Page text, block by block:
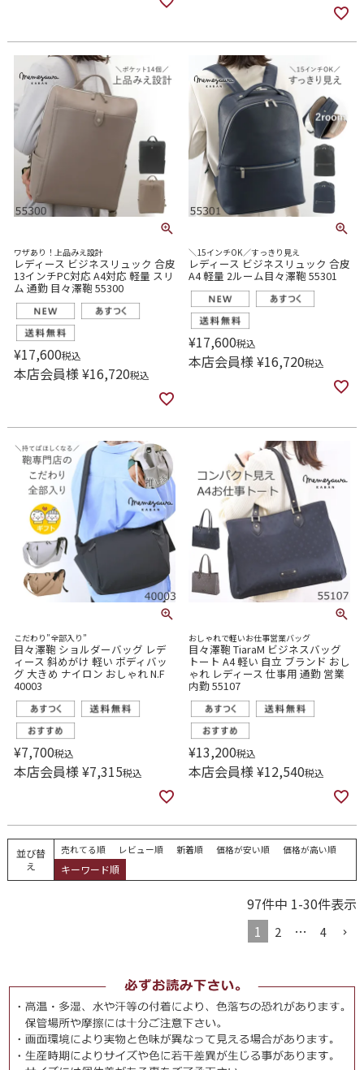
ワザあり！上品みえ設計
レディース ビジネスリュック 合皮
13インチPC対応 A4対応 軽量 スリ
ム 通勤 目々澤鞄 55300
¥17,600税込
本店会員様¥16,720税込
＼15インチOK／すっきり見え
レディース ビジネスリュック 合皮
A4 軽量 2ルーム目々澤鞄 55301
¥17,600税込
本店会員様¥16,720税込
こだわり”全部入り”
目々澤鞄 ショルダーバッグ レデ
ィース 斜めがけ 軽い ボディバッ
グ 大きめ ナイロン おしゃれ N.F
40003
¥7,700税込
本店会員様¥7,315税込
おしゃれで軽いお仕事営業バッグ
目々澤鞄 TiaraM ビジネスバッグ
トート A4 軽い 自立 ブランド おし
ゃれ レディース 仕事用 通勤 営業
内勤 55107
¥13,200税込
本店会員様¥12,540税込
並び替
え
売れてる順 レビュー順 新着順 価格が安い順 価格が高い順
キーワード順
97件中 1-30件表示
1
2 … 4